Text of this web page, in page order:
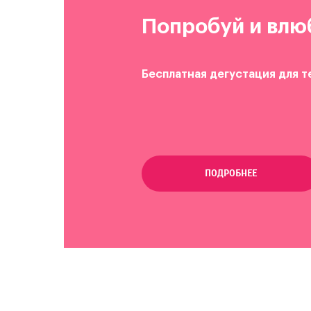
Попробуй и
Бесплатная дегустация для
ПОДРОБНЕЕ